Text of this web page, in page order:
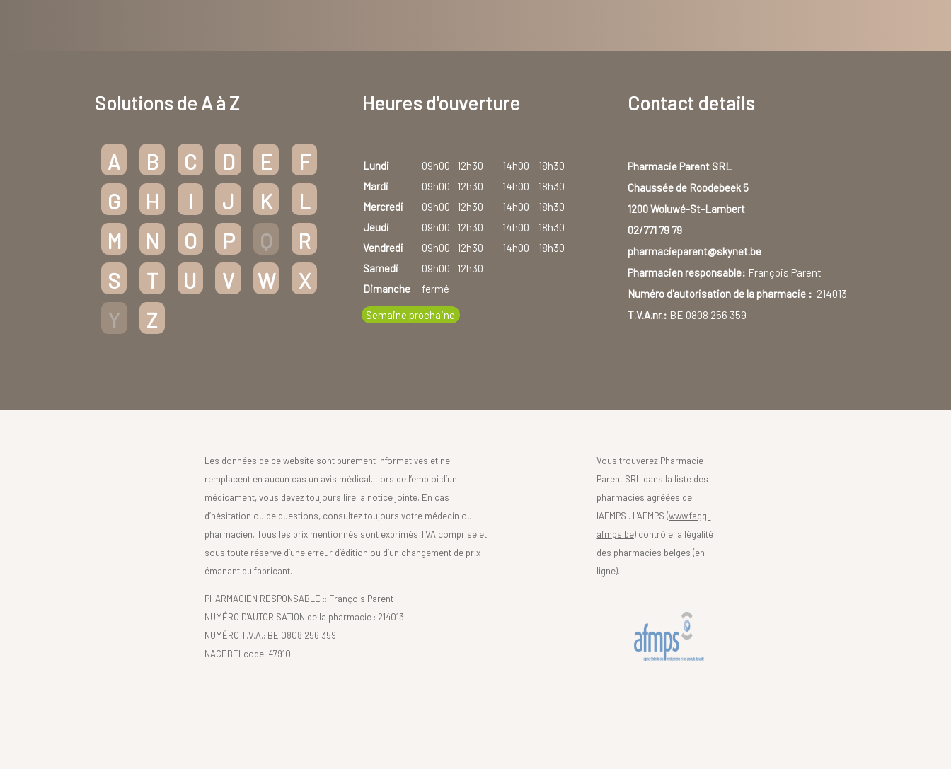
Solutions de A à Z
A B C D E
F
G
H I J K
L
M
N O P Q
R
S
T U V W
X
Y
Z
Heures d'ouverture
Lundi 09h00 12h30 14h00
18h30
Mardi
09h00 12h30 14h00
18h30
Mercredi
09h00 12h30 14h00
18h30
Jeudi
09h00 12h30 14h00
18h30
Vendredi
09h00 12h30 14h00
18h30
Samedi
09h00
12h30
Dimanche
fermé
Semaine prochaine
Contact details
Pharmacie Parent SRL
Chaussée de Roodebeek 5
1200 Woluwé-St-Lambert
02/771 79 79
pharmacieparent@skynet.be
Pharmacien responsable: François Parent
Numéro d'autorisation de la pharmacie : 214013
T.V.A.nr.: BE 0808 256 359
Les données de ce website sont purement informatives et ne
remplacent en aucun cas un avis médical. Lors de l’emploi d’un
médicament, vous devez toujours lire la notice jointe. En cas
d’hésitation ou de questions, consultez toujours votre médecin ou
pharmacien. Tous les prix mentionnés sont exprimés TVA comprise et
sous toute réserve d’une erreur d’édition ou d’un changement de prix
émanant du fabricant.
PHARMACIEN RESPONSABLE :: François Parent
NUMÉRO D'AUTORISATION de la pharmacie : 214013
NUMÉRO T.V.A.: BE 0808 256 359
NACEBELcode: 47910
Vous trouverez Pharmacie
Parent SRL dans la liste des
pharmacies agréées de
l'AFMPS . L'AFMPS (www.fagg-
afmps.be) contrôle la légalité
des pharmacies belges (en
ligne).